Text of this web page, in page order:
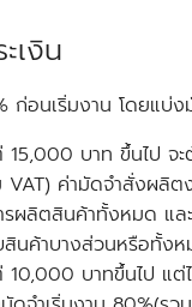
เงิน
ก่อนเริ่มงาน โดยแบ่
บาท ขึ้นไป จะ
VAT) ค่ามัดจำสั่งผลิต
ผลิตสินค้าทั้งหมด แล
นค้าบางส่วนหรือทั้ง
บาทขึ้นไป แต่